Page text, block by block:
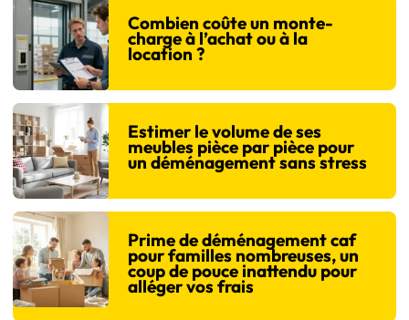
Combien coûte un monte-
charge à l’achat ou à la
location ?
Estimer le volume de ses
meubles pièce par pièce pour
un déménagement sans stress
Prime de déménagement caf
pour familles nombreuses, un
coup de pouce inattendu pour
alléger vos frais